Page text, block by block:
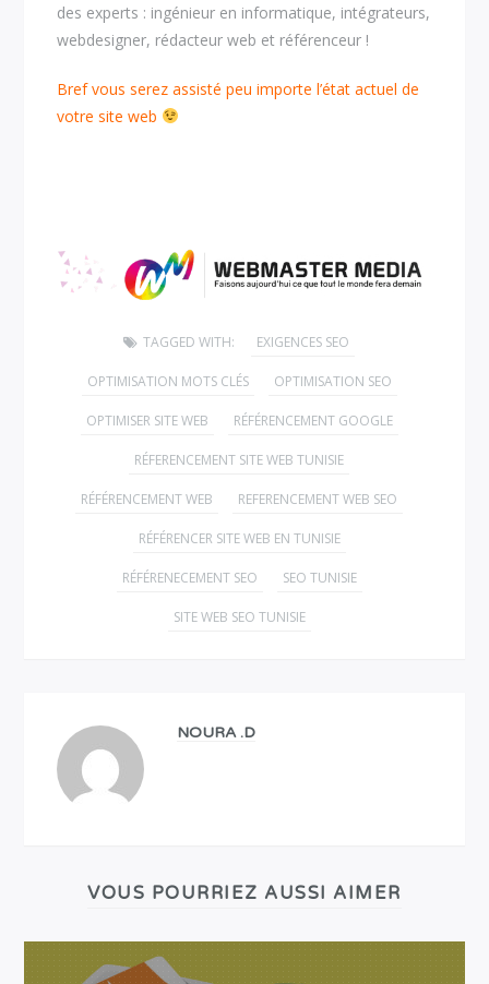
des experts : ingénieur en informatique, intégrateurs,
webdesigner, rédacteur web et référenceur !
Bref vous serez assisté peu importe l’état actuel de
votre site web
TAGGED WITH: EXIGENCES SEO
OPTIMISATION MOTS CLÉS OPTIMISATION SEO
OPTIMISER SITE WEB RÉFÉRENCEMENT GOOGLE
RÉFERENCEMENT SITE WEB TUNISIE
RÉFÉRENCEMENT WEB REFERENCEMENT WEB SEO
RÉFÉRENCER SITE WEB EN TUNISIE
RÉFÉRENECEMENT SEO SEO TUNISIE
SITE WEB SEO TUNISIE
NOURA .D
VOUS POURRIEZ AUSSI AIMER